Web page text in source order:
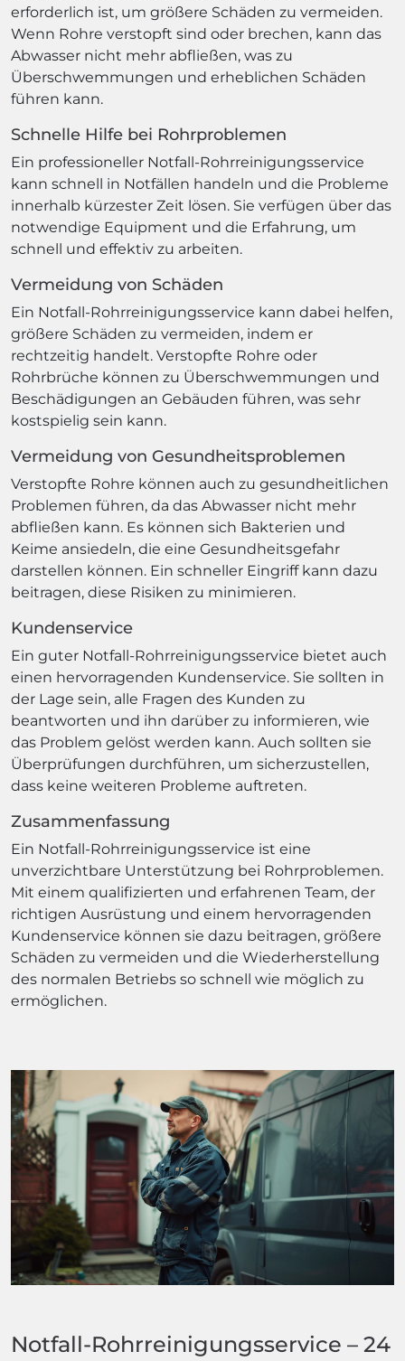
erforderlich ist, um größere Schäden zu vermeiden.
Wenn Rohre verstopft sind oder brechen, kann das
Abwasser nicht mehr abfließen, was zu
Überschwemmungen und erheblichen Schäden
führen kann.
Schnelle Hilfe bei Rohrproblemen
Ein professioneller Notfall-Rohrreinigungsservice
kann schnell in Notfällen handeln und die Probleme
innerhalb kürzester Zeit lösen. Sie verfügen über das
notwendige Equipment und die Erfahrung, um
schnell und effektiv zu arbeiten.
Vermeidung von Schäden
Ein Notfall-Rohrreinigungsservice kann dabei helfen,
größere Schäden zu vermeiden, indem er
rechtzeitig handelt. Verstopfte Rohre oder
Rohrbrüche können zu Überschwemmungen und
Beschädigungen an Gebäuden führen, was sehr
kostspielig sein kann.
Vermeidung von Gesundheitsproblemen
Verstopfte Rohre können auch zu gesundheitlichen
Problemen führen, da das Abwasser nicht mehr
abfließen kann. Es können sich Bakterien und
Keime ansiedeln, die eine Gesundheitsgefahr
darstellen können. Ein schneller Eingriff kann dazu
beitragen, diese Risiken zu minimieren.
Kundenservice
Ein guter Notfall-Rohrreinigungsservice bietet auch
einen hervorragenden Kundenservice. Sie sollten in
der Lage sein, alle Fragen des Kunden zu
beantworten und ihn darüber zu informieren, wie
das Problem gelöst werden kann. Auch sollten sie
Überprüfungen durchführen, um sicherzustellen,
dass keine weiteren Probleme auftreten.
Zusammenfassung
Ein Notfall-Rohrreinigungsservice ist eine
unverzichtbare Unterstützung bei Rohrproblemen.
Mit einem qualifizierten und erfahrenen Team, der
richtigen Ausrüstung und einem hervorragenden
Kundenservice können sie dazu beitragen, größere
Schäden zu vermeiden und die Wiederherstellung
des normalen Betriebs so schnell wie möglich zu
ermöglichen.
Notfall-Rohrreinigungsservice – 24